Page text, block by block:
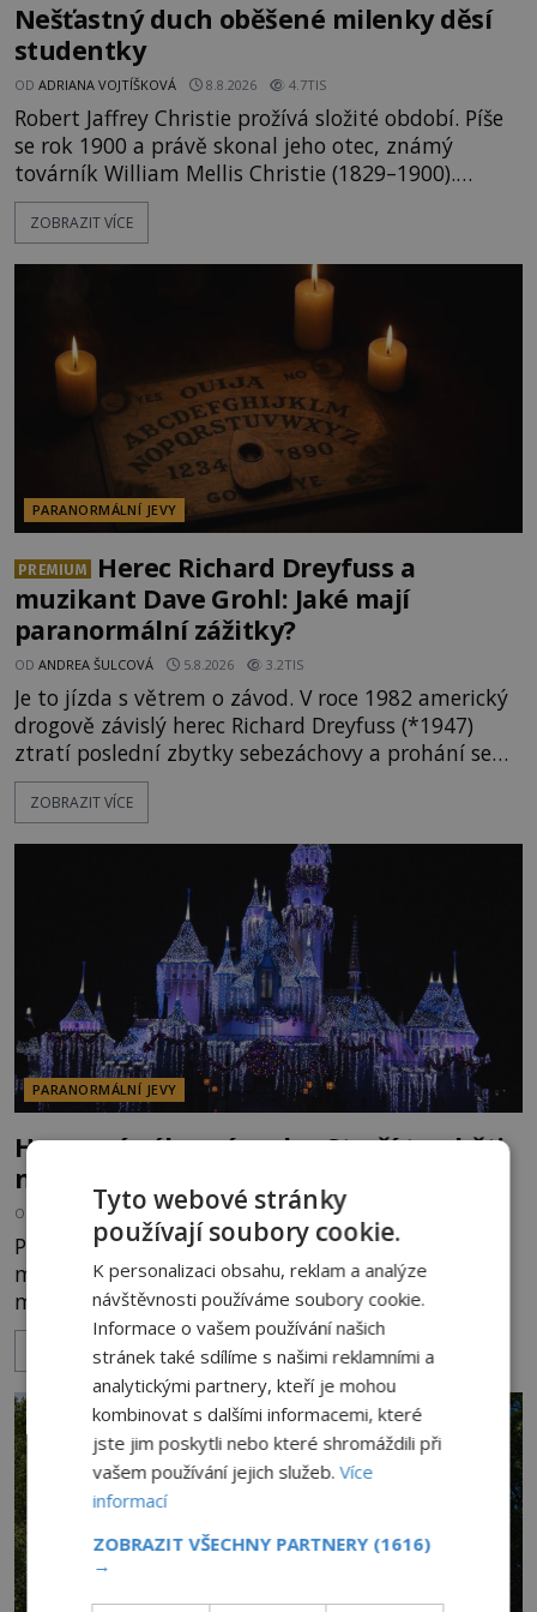
Nešťastný duch oběšené milenky děsí
studentky
OD ADRIANA VOJTÍŠKOVÁ 8.8.2026 4.7TIS
Robert Jaffrey Christie prožívá složité období. Píše
se rok 1900 a právě skonal jeho otec, známý
továrník William Mellis Christie (1829–1900).
Smutná událost je ale doprovázena ohromným
dědictvím... Robertu připadne rodinné sídlo v
ta, na niž přijde Robert, by jen tak někoho
ZOBRAZIT VÍCE
PARANORMÁLNÍ JEVY
PREMIUM
Herec Richard Dreyfuss a
muzikant Dave Grohl: Jaké mají
paranormální zážitky?
OD ANDREA ŠULCOVÁ 5.8.2026 3.2TIS
Je to jízda s větrem o závod. V roce 1982 americký
drogově závislý herec Richard Dreyfuss (*1947)
ztratí poslední zbytky sebezáchovy a prohání se
po silnicích ve svém mercedesu jako utržený ze
řetězu. Vše vyvrcholí katastrofou, když to Dreyfuss
následně nalezne schovaný kokain. Tímto
momentem se slavnému
ZOBRAZIT VÍCE
PARANORMÁLNÍ JEVY
Hororové zábavní parky: Straší tu oběti
nehod?
OD MICHAELA HOLUBOVÁ 4.8.2026 3.5TIS
Přibližně 60 km po dálnici od Los Angeles leží
město Anaheim. Jeho název většině Evropanů
mnoho neřekne. Ale když se zmíní zdejší
Disneyland, je hned jasno. Zábavní park vyroste na
poklidném místě bývalého sadu pomerančovníků.
Klid tu teď rozhodně nepanuje, park navštíví
kolem 17 000 000 zábavychtivých lidí ročně. A ač je
velká snaha to utajit, někteří z
ZOBRAZIT VÍCE
Tyto webové stránky
používají soubory cookie.
K personalizaci obsahu, reklam a analýze
návštěvnosti používáme soubory cookie.
Informace o vašem používání našich
stránek také sdílíme s našimi reklamními a
analytickými partnery, kteří je mohou
kombinovat s dalšími informacemi, které
jste jim poskytli nebo které shromáždili při
vašem používání jejich služeb.Více
informací
ZOBRAZIT VŠECHNY PARTNERY (1616)
→